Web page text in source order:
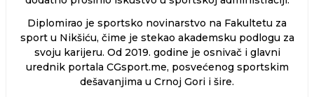
Diplomirao je sportsko novinarstvo na Fakultetu za
sport u Nikšiću, čime je stekao akademsku podlogu za
svoju karijeru. Od 2019. godine je osnivač i glavni
urednik portala CGsport.me, posvećenog sportskim
dešavanjima u Crnoj Gori i šire.